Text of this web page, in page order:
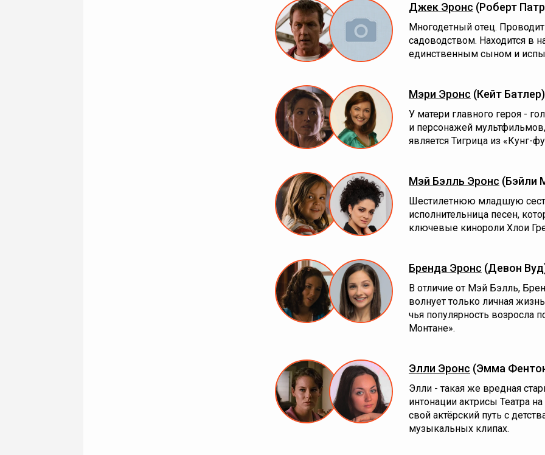
Джек Эронс (Роберт
Многодетный отец.
садоводством. Находится в
единственным сыном и
Мэри Эронс (Кейт
У матери главного героя -
и персонажей
является Тигрица из «Кунг-
Мэй Бэлль Эронс (Бэйли
Шестилетнюю младшую
исполнительница песен,
ключевые кинороли Хлои
Бренда Эронс (Девон
В отличие от Мэй Бэлль,
волнует только личная
чья популярность возросла
Монтане».
Элли Эронс (Эмма
Элли - такая же вредная
интонации актрисы Театра
свой актёрский путь с
музыкальных клипах.